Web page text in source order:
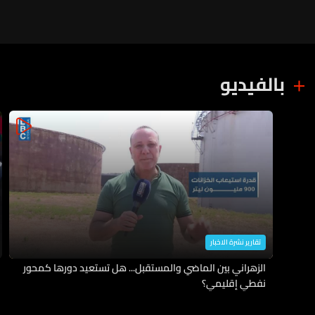
بالفيديو
تقارير نشرة الاخبار
الزهراني بين الماضي والمستقبل... هل تستعيد دورها كمحور
نفطي إقليمي؟